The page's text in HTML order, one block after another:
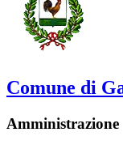
Comune di
Amministrazione